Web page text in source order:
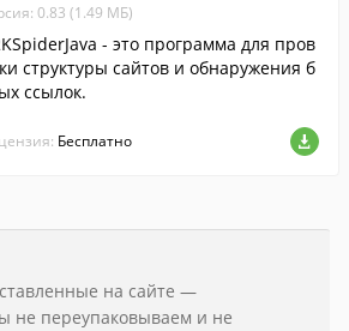
0.83 (1.49 МБ)
- это программа для пров
структуры сайтов и обнаружения б
ссылок.
Бесплатно
на сайте —
не переупаковываем и не